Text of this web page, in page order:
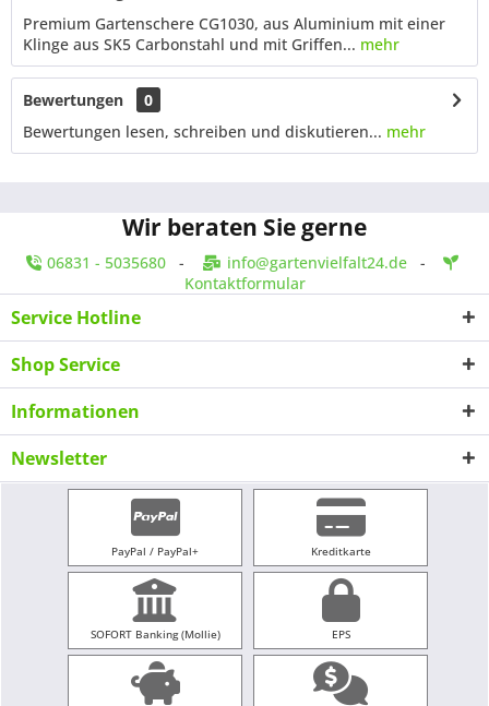
Premium Gartenschere CG1030, aus Aluminium mit einer
Klinge aus SK5 Carbonstahl und mit Griffen... mehr
Bewertungen
0
Bewertungen lesen, schreiben und diskutieren... mehr
Wir beraten Sie gerne
06831 - 5035680- info@gartenvielfalt24.de-
Kontaktformular
Service Hotline
Shop Service
Informationen
Newsletter
PayPal / PayPal+ Kreditkarte
SOFORT Banking (Mollie) EPS